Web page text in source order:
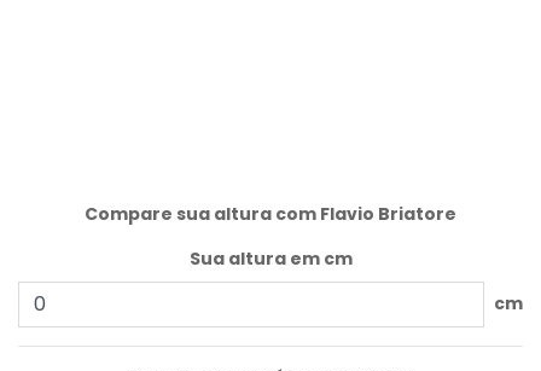
Compare sua altura com Flavio Briatore
Sua altura em cm
cm